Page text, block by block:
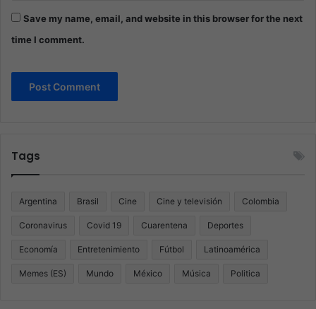
Save my name, email, and website in this browser for the next
time I comment.
Tags
Argentina Brasil Cine Cine y televisión Colombia
Coronavirus Covid 19 Cuarentena Deportes
Economía Entretenimiento Fútbol Latinoamérica
Memes (ES) Mundo México Música Politica